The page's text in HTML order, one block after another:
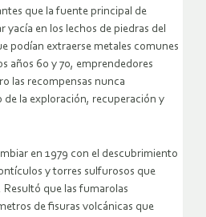
que la fuente principal de
yacía en los lechos de piedras del
podían extraerse metales comunes
años 60 y 70, emprendedores
las recompensas nunca
la exploración, recuperación y
en 1979 con el descubrimiento
y torres sulfurosos que
que las fumarolas
de fisuras volcánicas que